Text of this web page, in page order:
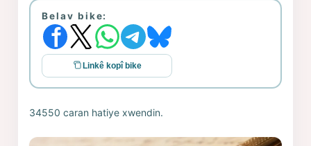
Belav bike:
Linkê kopî bike
34550 caran hatiye xwendin.